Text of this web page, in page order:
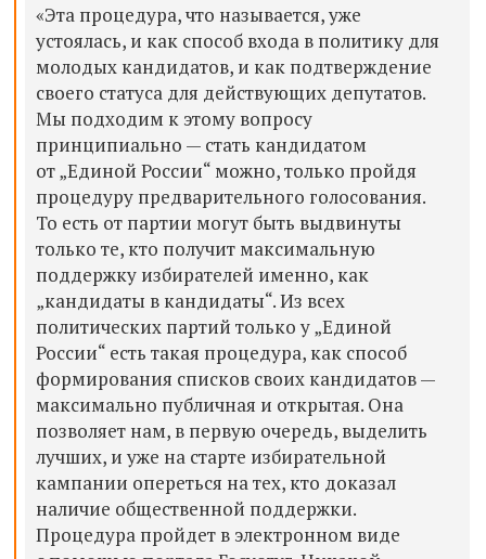
«Эта процедура, что называется, уже
устоялась, и как способ входа в политику для
молодых кандидатов, и как подтверждение
своего статуса для действующих депутатов.
Мы подходим к этому вопросу
принципиально — стать кандидатом
от „Единой России“ можно, только пройдя
процедуру предварительного голосования.
То есть от партии могут быть выдвинуты
только те, кто получит максимальную
поддержку избирателей именно, как
„кандидаты в кандидаты“. Из всех
политических партий только у „Единой
России“ есть такая процедура, как способ
формирования списков своих кандидатов —
максимально публичная и открытая. Она
позволяет нам, в первую очередь, выделить
лучших, и уже на старте избирательной
кампании опереться на тех, кто доказал
наличие общественной поддержки.
Процедура пройдет в электронном виде